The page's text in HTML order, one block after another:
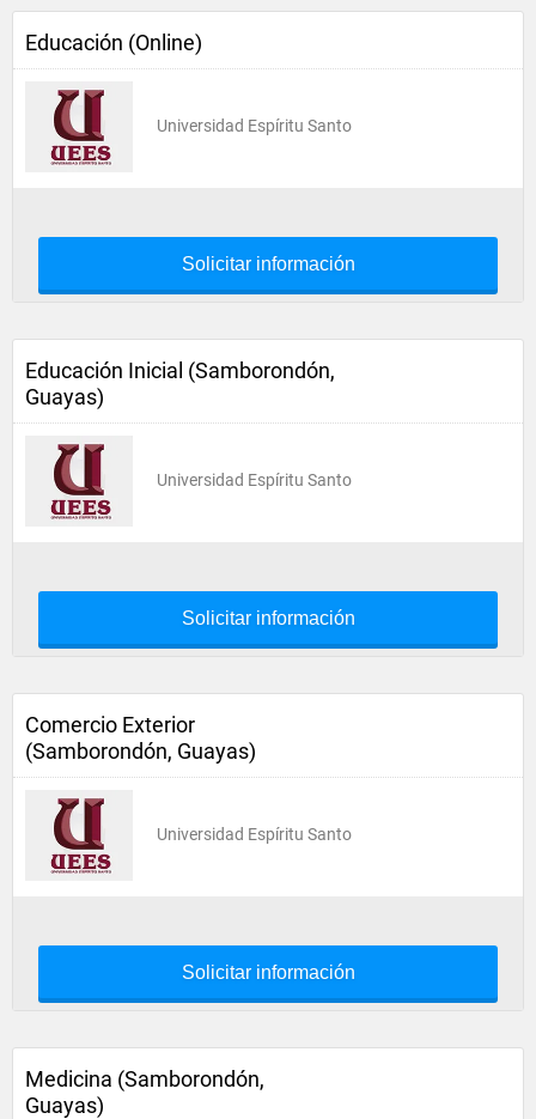
Educación (Online)
Universidad Espíritu Santo
Solicitar información
Educación Inicial (Samborondón,
Guayas)
Universidad Espíritu Santo
Solicitar información
Comercio Exterior
(Samborondón, Guayas)
Universidad Espíritu Santo
Solicitar información
Medicina (Samborondón,
Guayas)